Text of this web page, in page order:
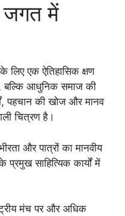
जगत में
एक ऐतिहासिक क्षण
बल्कि आधुनिक समाज की
पहचान की खोज और मानव
चित्रण है।
और पात्रों का मानवीय
साहित्यिक कार्यों में
मंच पर और अधिक